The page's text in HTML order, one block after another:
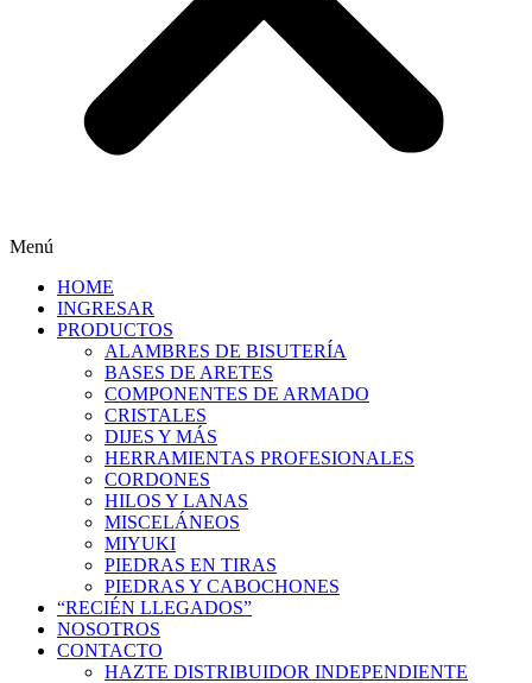
Menú
HOME
INGRESAR
PRODUCTOS
ALAMBRES DE BISUTERÍA
BASES DE ARETES
COMPONENTES DE ARMADO
CRISTALES
DIJES Y MÁS
HERRAMIENTAS PROFESIONALES
CORDONES
HILOS Y LANAS
MISCELÁNEOS
MIYUKI
PIEDRAS EN TIRAS
PIEDRAS Y CABOCHONES
“RECIÉN LLEGADOS”
NOSOTROS
CONTACTO
HAZTE DISTRIBUIDOR INDEPENDIENTE